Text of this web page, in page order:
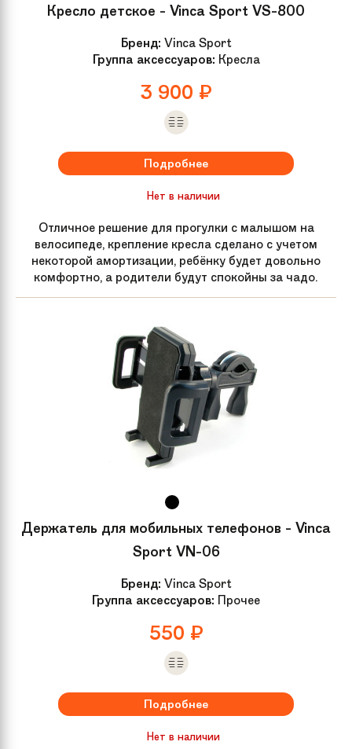
Кресло детское - Vinca Sport VS-800
Бренд: Vinca Sport
Группа аксессуаров: Кресла
3 900 ₽
Подробнее
Нет в наличии
Отличное решение для прогулки с малышом на
велосипеде, крепление кресла сделано с учетом
некоторой амортизации, ребёнку будет довольно
комфортно, а родители будут спокойны за чадо.
Держатель для мобильных телефонов - Vinca
Sport VN-06
Бренд: Vinca Sport
Группа аксессуаров: Прочее
550 ₽
Подробнее
Нет в наличии